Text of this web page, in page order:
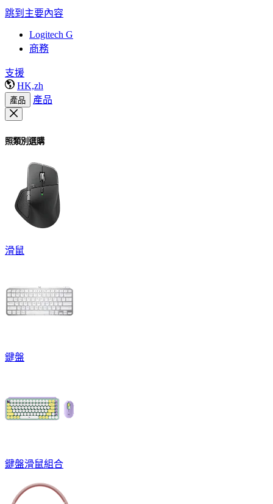
跳到主要內容
Logitech G
商務
支援
HK,zh
產品 產品
照類別選購
滑鼠
鍵盤
鍵盤滑鼠組合